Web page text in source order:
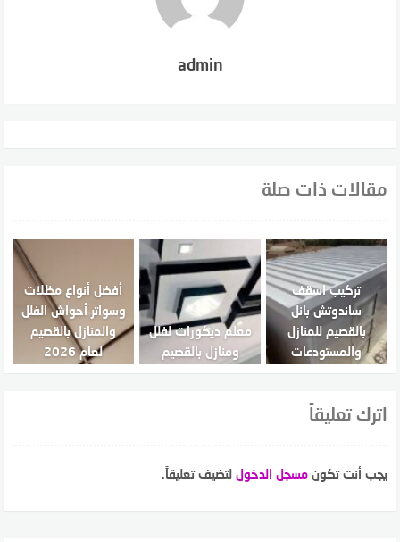
admin
مقالات ذات صلة
تركيب اسقف
ساندوتش بانل
بالقصيم للمنازل
والمستودعات
معلم ديكورات لفلل
ومنازل بالقصيم
أفضل أنواع مظلات
وسواتر أحواش الفلل
والمنازل بالقصيم
لعام 2026
اترك تعليقاً
يجب أنت تكونمسجل الدخول لتضيف تعليقاً.